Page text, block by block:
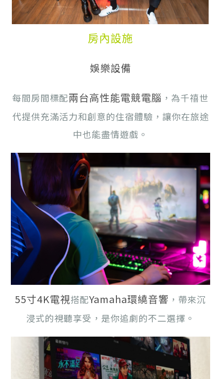
房內設施
娛樂設備
每間房間標配兩台高性能電競電腦 ，為千禧世
代提供充滿活力和創意的住宿體驗，讓你在旅途
中也能盡情遊戲。
55寸4K電視搭配Yamaha環繞音響 ，帶來沉
浸式的視聽享受，是你追劇的不二選擇。